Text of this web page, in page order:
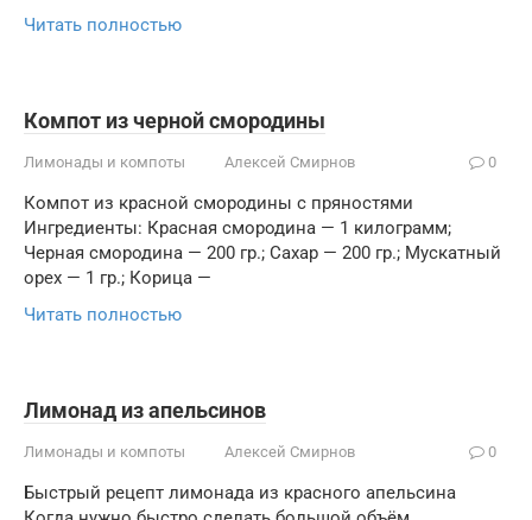
Читать полностью
Компот из черной смородины
Лимонады и компоты Алексей Смирнов 0
Компот из красной смородины с пряностями
Ингредиенты: Красная смородина — 1 килограмм;
Черная смородина — 200 гр.; Сахар — 200 гр.; Мускатный
орех — 1 гр.; Корица —
Читать полностью
Лимонад из апельсинов
Лимонады и компоты Алексей Смирнов 0
Быстрый рецепт лимонада из красного апельсина